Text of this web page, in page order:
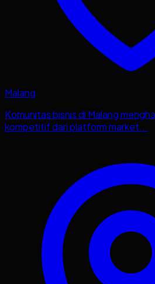
Malang
Komunitas bisnis di Malang
kompetitif dari platform market...